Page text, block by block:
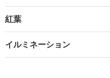
紅葉
イルミネーション